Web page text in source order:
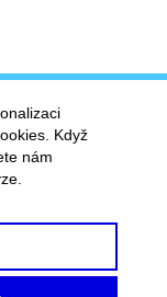
Když
nám